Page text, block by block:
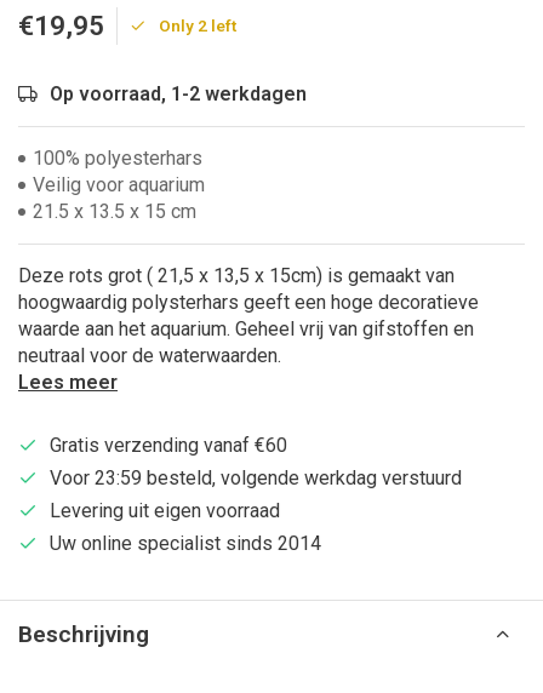
€19,95 Only 2 left
Op voorraad, 1-2 werkdagen
100% polyesterhars
Veilig voor aquarium
21.5 x 13.5 x 15 cm
Deze rots grot ( 21,5 x 13,5 x 15cm) is gemaakt van
hoogwaardig polysterhars geeft een hoge decoratieve
waarde aan het aquarium. Geheel vrij van gifstoffen en
neutraal voor de waterwaarden.
Lees meer
Gratis verzending vanaf €60
Voor 23:59 besteld, volgende werkdag verstuurd
Levering uit eigen voorraad
Uw online specialist sinds 2014
Beschrijving